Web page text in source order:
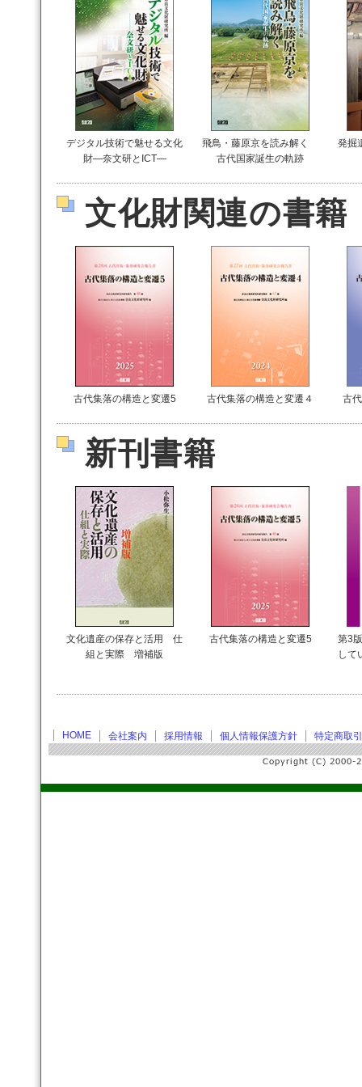
デジタル技術で魅せる文化
財―奈文研とICT―
飛鳥・藤原京を読み解く
古代国家誕生の軌跡
発掘
文化財関連の書籍
古代集落の構造と変遷5 古代集落の構造と変遷４ 古
新刊書籍
文化遺産の保存と活用 仕
組と実際 増補版
古代集落の構造と変遷5
第3
して
HOME 会社案内 採用情報 個人情報保護方針 特定商取